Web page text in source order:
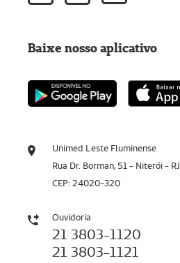
Unimed Leste Fluminense
Rua Dr. Borman, 51 - Niterói - RJ
CEP: 24020-320
Ouvidoria
21 3803-1120
21 3803-1121
Baixe nosso aplicativo